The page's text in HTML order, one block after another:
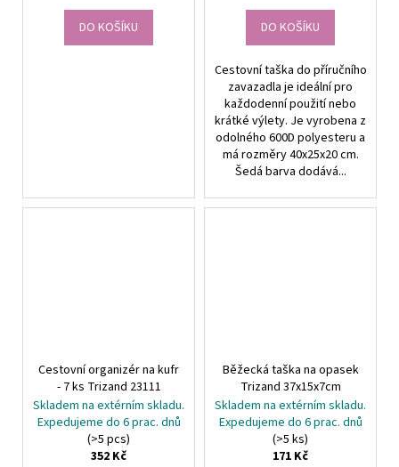
DO KOŠÍKU DO KOŠÍKU
Cestovní taška do příručního
zavazadla je ideální pro
každodenní použití nebo
krátké výlety. Je vyrobena z
odolného 600D polyesteru a
má rozměry 40x25x20 cm.
Šedá barva dodává...
Cestovní organizér na kufr
- 7 ks Trizand 23111
Skladem na extérním skladu.
Expedujeme do 6 prac. dnů
(>5 pcs)
352 Kč
Běžecká taška na opasek
Trizand 37x15x7cm
Skladem na extérním skladu.
Expedujeme do 6 prac. dnů
(>5 ks)
171 Kč